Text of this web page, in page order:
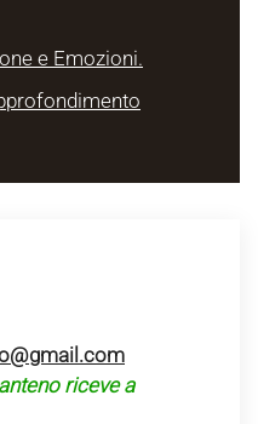
e Emozioni.
riceve a